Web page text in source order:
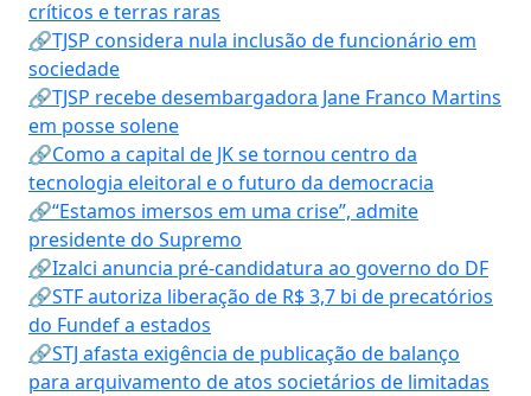
críticos e terras raras
🔗TJSP considera nula inclusão de funcionário em
sociedade
🔗TJSP recebe desembargadora Jane Franco Martins
em posse solene
🔗Como a capital de JK se tornou centro da
tecnologia eleitoral e o futuro da democracia
🔗“Estamos imersos em uma crise”, admite
presidente do Supremo
🔗Izalci anuncia pré-candidatura ao governo do DF
🔗STF autoriza liberação de R$ 3,7 bi de precatórios
do Fundef a estados
🔗STJ afasta exigência de publicação de balanço
para arquivamento de atos societários de limitadas